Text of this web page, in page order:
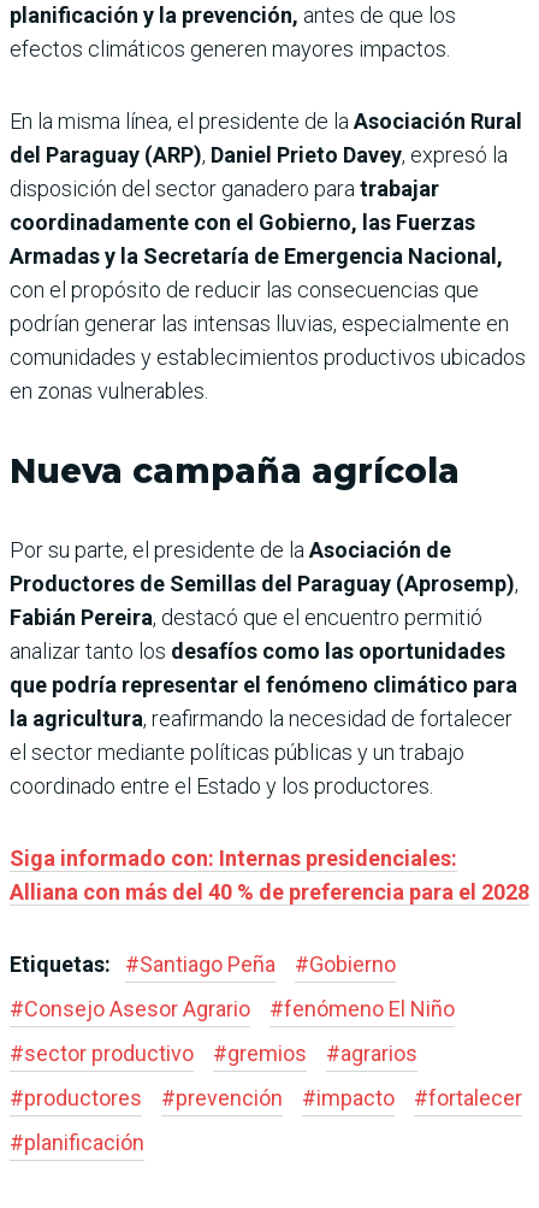
planificación y la prevención, antes de que los
efectos climáticos generen mayores impactos.
En la misma línea, el presidente de laAsociación Rural
del Paraguay (ARP), Daniel Prieto Davey, expresó la
disposición del sector ganadero paratrabajar
coordinadamente con el Gobierno, las Fuerzas
Armadas y la Secretaría de Emergencia Nacional,
con el propósito de reducir las consecuencias que
podrían generar las intensas lluvias, especialmente en
comunidades y establecimientos productivos ubicados
en zonas vulnerables.
Nueva campaña agrícola
Por su parte, el presidente de laAsociación de
Productores de Semillas del Paraguay (Aprosemp),
Fabián Pereira, destacó que el encuentro permitió
analizar tanto los desafíos como las oportunidades
que podría representar el fenómeno climático para
la agricultura, reafirmando la necesidad de fortalecer
el sector mediante políticas públicas y un trabajo
coordinado entre el Estado y los productores.
Siga informado con: Internas presidenciales:
Alliana con más del 40 % de preferencia para el 2028
Etiquetas: #Santiago Peña #Gobierno
#Consejo Asesor Agrario #fenómeno El Niño
#sector productivo #gremios #agrarios
#productores #prevención #impacto #fortalecer
#planificación